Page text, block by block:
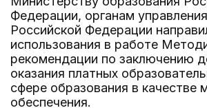
Федерации, органам
Российской Федерации
использования в работе
рекомендации по заключению
оказания платных
сфере образования в качестве
обеспечения.